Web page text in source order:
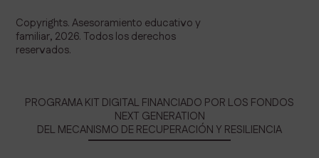
Copyrights. Asesoramiento educativo y
familiar, 2026. Todos los derechos
reservados.
PROGRAMA KIT DIGITAL FINANCIADO POR LOS FONDOS
NEXT GENERATION
DEL MECANISMO DE RECUPERACIÓN Y RESILIENCIA